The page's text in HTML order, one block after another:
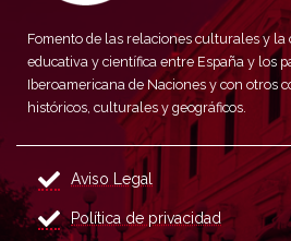
Fomento de las relaciones culturales y la
educativa y científica entre España y los
Iberoamericana de Naciones y con otros
históricos, culturales y geográficos.
Aviso Legal
Política de privacidad